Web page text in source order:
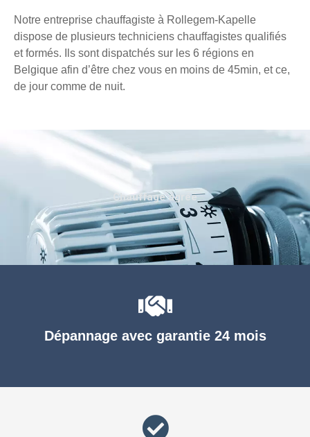
Notre entreprise chauffagiste à Rollegem-Kapelle
dispose de plusieurs techniciens chauffagistes qualifiés
et formés. Ils sont dispatchés sur les 6 régions en
Belgique afin d’être chez vous en moins de 45min, et ce,
de jour comme de nuit.
Dépannage avec garantie 24 mois
Chauffage agréé